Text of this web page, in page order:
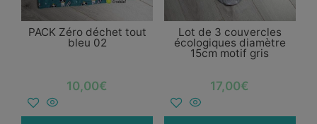
PACK Zéro déchet tout
bleu 02
10,00€
Lot de 3 couvercles
écologiques diamètre
15cm motif gris
17,00€